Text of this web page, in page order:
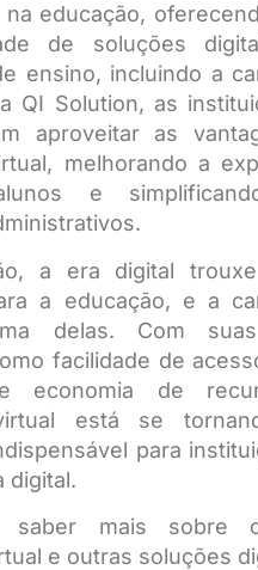
educação,
de soluções
ensino, incluindo a
QI Solution, as
aproveitar as
melhorando a
e
a era digital
a educação, e a
delas. Com
facilidade de
economia de
está se
para
digital.
saber mais sobre
e outras soluções